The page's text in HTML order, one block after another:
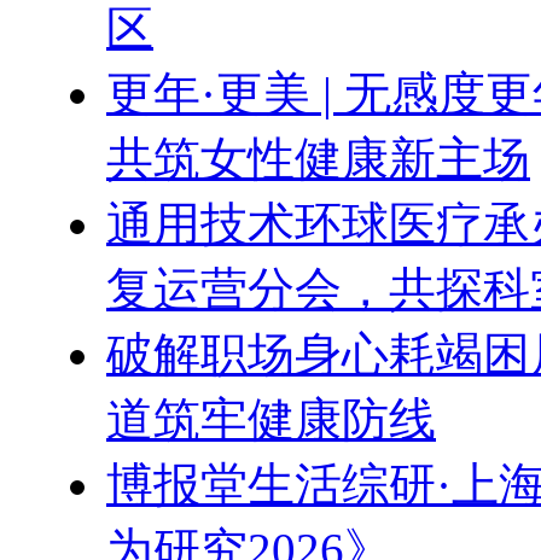
区
更年·更美 | 无感度
共筑女性健康新主场
通用技术环球医疗
复运营分会，共探
破解职场身心耗竭
道筑牢健康防线
博报堂生活综研·上
为研究2026》